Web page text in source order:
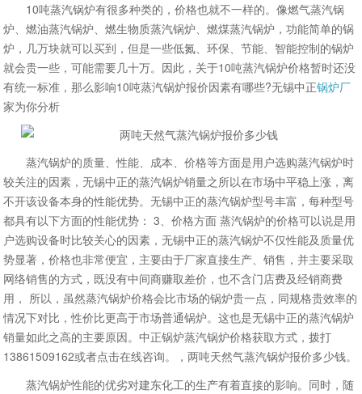
10吨蒸汽锅炉有很多种类的，价格也就不一样的。像燃气蒸汽锅
炉、燃油蒸汽锅炉、燃生物质蒸汽锅炉、燃煤蒸汽锅炉，功能简单的锅
炉，几万块就可以买到，但是一些低氮、环保、节能、智能控制的锅炉
就会贵一些，可能需要几十万。因此，关于10吨蒸汽锅炉价格暂时还没
有统一标准，那么影响10吨蒸汽锅炉报价因素有哪些?无锡中正锅炉厂
家为你分析
蒸汽锅炉的质量、性能、成本、价格等方面是用户选购蒸汽锅炉时
较关注的因素，无锡中正的蒸汽锅炉销量之所以在市场中平稳上涨，离
不开该设备本身的性能优势。无锡中正的蒸汽锅炉型号丰富，每种型号
都具有以下方面的性能优势： 3、价格方面 蒸汽锅炉的价格可以说是用
户选购设备时比较关心的因素，无锡中正的蒸汽锅炉不仅性能及质量优
势显著，价格也非常便宜，主要由于厂家直接生产、销售，并主要采取
网络销售的方式，既没有中间商赚取差价，也不含门店费及经销商费
用， 所以，虽然蒸汽锅炉价格会比市场的锅炉贵一点，同规格贵效率的
情况下对比，性价比更高于市场普通锅炉。这也是无锡中正的蒸汽锅炉
销量如此之高的主要原因。中正锅炉蒸汽锅炉价格获取方式，拨打
13861509162或者点击在线咨询。，两吨天然气蒸汽锅炉报价多少钱。
蒸汽锅炉性能的优劣对建东化工的生产有着直接的影响。同时，随